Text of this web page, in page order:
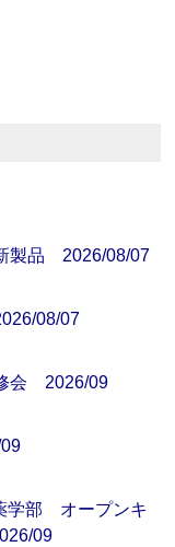
製品 2026/08/07
08/07
会 2026/09
学部 オープンキ
09